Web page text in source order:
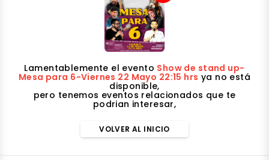
Lamentablemente el evento Show de stand up-
Mesa para 6-Viernes 22 Mayo 22:15 hrs ya no está
disponible,
pero tenemos eventos relacionados que te
podrian interesar,
VOLVER AL INICIO